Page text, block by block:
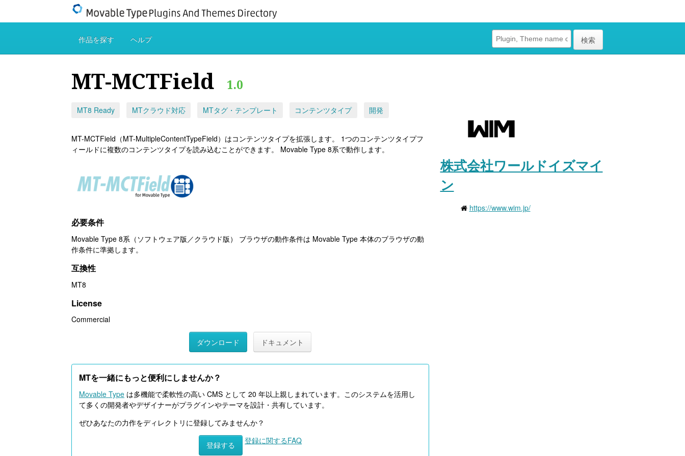
作品を探す ヘルプ 検索
MT-MCTField 1.0
MT8 Ready MTクラウド対応 MTタグ・テンプレート コンテンツタイプ 開発
MT-MCTField（MT-MultipleContentTypeField）はコンテンツタイプを拡張します。 1つのコンテンツタイプフ
ィールドに複数のコンテンツタイプを読み込むことができます。 Movable Type 8系で動作します。
必要条件
Movable Type 8系（ソフトウェア版／クラウド版） ブラウザの動作条件は Movable Type 本体のブラウザの動
作条件に準拠します。
互換性
MT8
License
Commercial
ダウンロード ドキュメント
MTを一緒にもっと便利にしませんか？
Movable Type は多機能で柔軟性の高い CMS として 20 年以上親しまれています。このシステムを活用し
て多くの開発者やデザイナーがプラグインやテーマを設計・共有しています。
ぜひあなたの力作をディレクトリに登録してみませんか？
登録する 登録に関するFAQ
株式会社ワールドイズマイ
ン
https://www.wim.jp/